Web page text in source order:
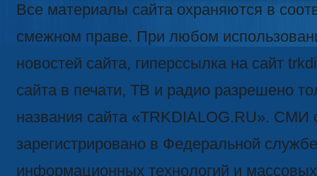
Все материалы сайта охраняются в
смежном праве. При любом
новостей сайта, гиперссылка на сайт
сайта в печати, ТВ и радио разрешено
названия сайта «TRKDIALOG.RU». СМИ
зарегистрировано в Федеральной
информационных технологий и